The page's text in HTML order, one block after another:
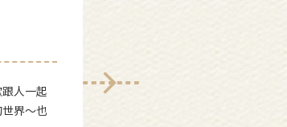
人一起
界～也